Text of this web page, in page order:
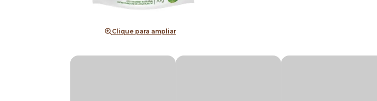
Clique para ampliar